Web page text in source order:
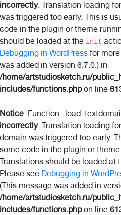
incorrectly. Translation loading
was triggered too early. This is
code in the plugin or theme
should be loaded at the init
Debugging in WordPress for
was added in version 6.7.0.) in
/home/artstudiosketch.ru/
includes/functions.phpon line
Notice: Function
incorrectly. Translation loading
domain was triggered too early.
some code in the plugin or
Translations should be loaded at
Please see Debugging in
(This message was added in
/home/artstudiosketch.ru/
includes/functions.phpon line